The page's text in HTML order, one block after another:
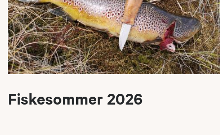
Fiskesommer 2026